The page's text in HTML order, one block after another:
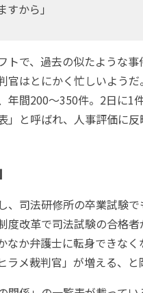
から」
で、過去の似たような
官はとにかく忙しいよう
年間200～350件。2日に1
と呼ばれ、人事評価に反
司法研修所の卒業試験
度改革で司法試験の合格
なか弁護士に転身できな
メ裁判官」が増える、と